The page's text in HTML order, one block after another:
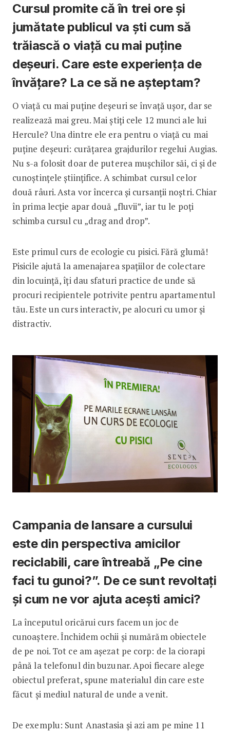
Cursul promite că în trei ore și
jumătate publicul va ști cum să
trăiască o viață cu mai puține
deșeuri. Care este experiența de
învățare? La ce să ne așteptam?
O viață cu mai puține deșeuri se învață ușor, dar se
realizează mai greu. Mai știți cele 12 munci ale lui
Hercule? Una dintre ele era pentru o viață cu mai
puține deșeuri: curățarea grajdurilor regelui Augias.
Nu s-a folosit doar de puterea mușchilor săi, ci și de
cunoștințele științifice. A schimbat cursul celor
două râuri. Asta vor încerca și cursanții noștri. Chiar
în prima lecție apar două „fluvii”, iar tu le poți
schimba cursul cu „drag and drop”.
Este primul curs de ecologie cu pisici. Fără glumă!
Pisicile ajută la amenajarea spațiilor de colectare
din locuință, îți dau sfaturi practice de unde să
procuri recipientele potrivite pentru apartamentul
tău. Este un curs interactiv, pe alocuri cu umor și
distractiv.
Campania de lansare a cursului
este din perspectiva amicilor
reciclabili, care întreabă „Pe cine
faci tu gunoi?”. De ce sunt revoltați
și cum ne vor ajuta acești amici?
La începutul oricărui curs facem un joc de
cunoaștere. Închidem ochii și numărăm obiectele
de pe noi. Tot ce am așezat pe corp: de la ciorapi
până la telefonul din buzunar. Apoi fiecare alege
obiectul preferat, spune materialul din care este
făcut și mediul natural de unde a venit.
De exemplu: Sunt Anastasia și azi am pe mine 11